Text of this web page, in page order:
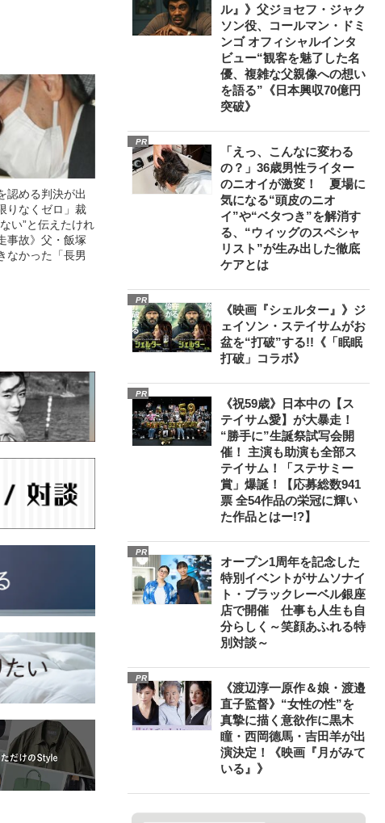
認める判決が出
りなくゼロ」裁
い”と伝えたけれ
事故》父・飯塚
なかった「長男
ル』》父ジョセフ・ジャク
ソン役、コールマン・ドミ
ンゴ オフィシャルインタ
ビュー“観客を魅了した名
優、複雑な父親像への想い
を語る”《日本興収70億円
突破》
PR
「えっ、こんなに変わる
の？」36歳男性ライター
のニオイが激変！ 夏場に
気になる“頭皮のニオ
イ”や“ベタつき”を解消す
る、“ウィッグのスペシャ
リスト”が生み出した徹底
ケアとは
PR
《映画『シェルター』》ジ
ェイソン・ステイサムがお
盆を“打破”する!!《「眠眠
打破」コラボ》
PR
《祝59歳》日本中の【ス
テイサム愛】が大暴走！
“勝手に”生誕祭試写会開
催！ 主演も助演も全部ス
テイサム！「ステサミー
賞」爆誕！【応募総数941
票 全54作品の栄冠に輝い
た作品とはー!?】
PR
オープン1周年を記念した
特別イベントがサムソナイ
ト・ブラックレーベル銀座
店で開催 仕事も人生も自
分らしく～笑顔あふれる特
別対談～
PR
《渡辺淳一原作＆娘・渡邉
直子監督》“女性の性”を
真摯に描く意欲作に黒木
瞳・西岡德馬・吉田羊が出
演決定！《映画『月がみて
いる』》